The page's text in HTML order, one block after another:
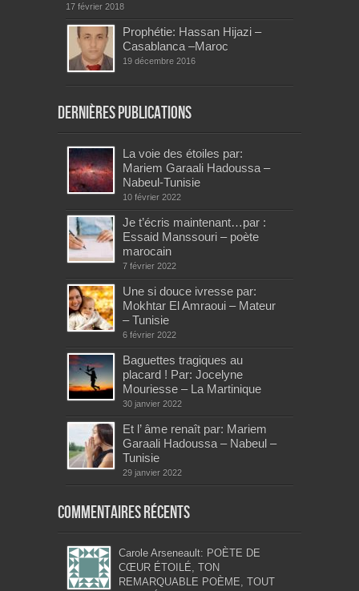
17 février 2018
Prophétie: Hassan Hijazi –
Casablanca –Maroc
19 décembre 2016
Dernières publications
La voie des étoiles par:
Mariem Garaali Hadoussa –
Nabeul-Tunisie
10 février 2022
Je t’écris maintenant…par :
Essaid Manssouri – poète
marocain
7 février 2022
Une si douce ivresse par:
Mokhtar El Amraoui – Mateur
– Tunisie
6 février 2022
Baguettes tragiques au
placard ! Par: Jocelyne
Mouriesse – La Martinique
30 janvier 2022
Et l’ âme renaît par: Mariem
Garaali Hadoussa – Nabeul –
Tunisie
29 janvier 2022
Commentaires récents
Carole Arseneault: POÈTE DE
CŒUR ÉTOILÉ, TON
REMARQUABLE POÈME, TOUT